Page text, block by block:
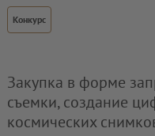
Конкурс
Закупка в форме
съемки, создание
космических